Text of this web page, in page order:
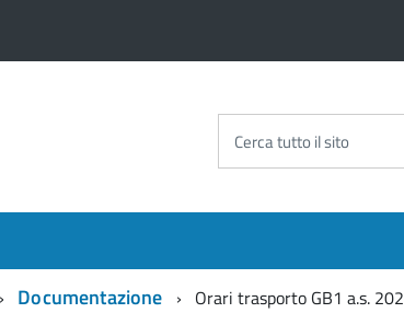
Cerca tutto il sito
Documentazione Orari trasporto GB1 a.s.